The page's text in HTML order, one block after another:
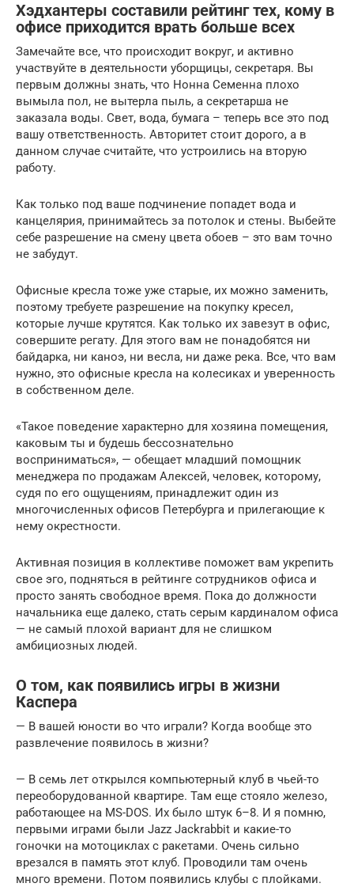
Хэдхантеры составили рейтинг тех, кому в
офисе приходится врать больше всех
Замечайте все, что происходит вокруг, и активно
участвуйте в деятельности уборщицы, секретаря. Вы
первым должны знать, что Нонна Семенна плохо
вымыла пол, не вытерла пыль, а секретарша не
заказала воды. Свет, вода, бумага – теперь все это под
вашу ответственность. Авторитет стоит дорого, а в
данном случае считайте, что устроились на вторую
работу.
Как только под ваше подчинение попадет вода и
канцелярия, принимайтесь за потолок и стены. Выбейте
себе разрешение на смену цвета обоев – это вам точно
не забудут.
Офисные кресла тоже уже старые, их можно заменить,
поэтому требуете разрешение на покупку кресел,
которые лучше крутятся. Как только их завезут в офис,
совершите регату. Для этого вам не понадобятся ни
байдарка, ни каноэ, ни весла, ни даже река. Все, что вам
нужно, это офисные кресла на колесиках и уверенность
в собственном деле.
«Такое поведение характерно для хозяина помещения,
каковым ты и будешь бессознательно
восприниматься», — обещает младший помощник
менеджера по продажам Алексей, человек, которому,
судя по его ощущениям, принадлежит один из
многочисленных офисов Петербурга и прилегающие к
нему окрестности.
Активная позиция в коллективе поможет вам укрепить
свое эго, подняться в рейтинге сотрудников офиса и
просто занять свободное время. Пока до должности
начальника еще далеко, стать серым кардиналом офиса
— не самый плохой вариант для не слишком
амбициозных людей.
О том, как появились игры в жизни
Каспера
— В вашей юности во что играли? Когда вообще это
развлечение появилось в жизни?
— В семь лет открылся компьютерный клуб в чьей-то
переоборудованной квартире. Там еще стояло железо,
работающее на MS-DOS. Их было штук 6–8. И я помню,
первыми играми были Jazz Jackrabbit и какие-то
гоночки на мотоциклах с ракетами. Очень сильно
врезался в память этот клуб. Проводили там очень
много времени. Потом появились клубы с плойками.